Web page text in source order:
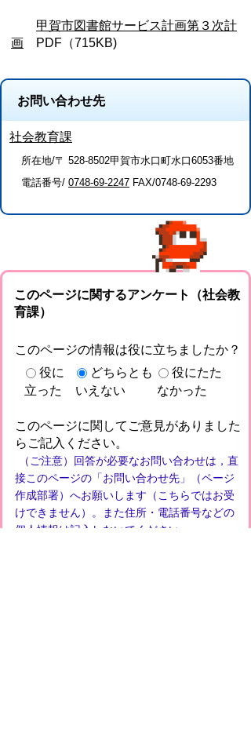
甲賀市図書館サービス計画第３次計
画 PDF（715KB)
お問い合わせ先
社会教育課
所在地/〒 528-8502甲賀市水口町水口6053番地
電話番号/ 0748-69-2247 FAX/0748-69-2293
このページに関するアンケート（社会教
育課）
このページの情報は役に立ちましたか？
役に
立った
どちらとも
いえない
役にたた
なかった
このページに関してご意見がありました
らご記入ください。
（ご注意）回答が必要なお問い合わせは，直
接このページの「お問い合わせ先」（ページ
作成部署）へお願いします（こちらではお受
けできません）。また住所・電話番号などの
個人情報は記入しないでください